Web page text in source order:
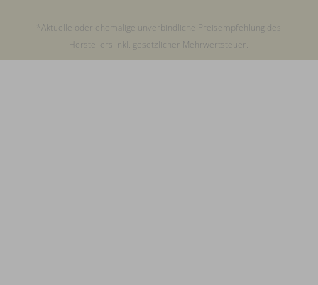
*Aktuelle oder ehemalige unverbindliche Preisempfehlung des
Herstellers inkl. gesetzlicher Mehrwertsteuer.